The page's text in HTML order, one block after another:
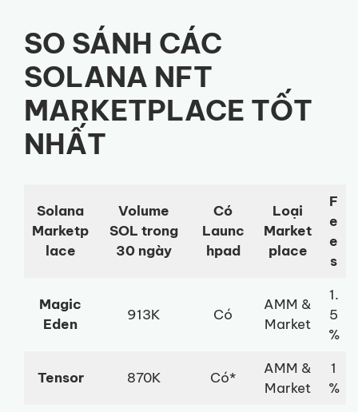
SO SÁNH CÁC
SOLANA NFT
MARKETPLACE TỐT
NHẤT
Solana
Marketp
lace
Volume
SOL trong
30 ngày
Có
Launc
hpad
Loại
Market
place
F
e
e
s
Magic
Eden
913K Có
AMM &
Market
1.
5
%
Tensor 870K Có*
AMM &
Market
1
%